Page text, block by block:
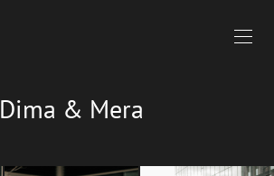
Dima & Mera